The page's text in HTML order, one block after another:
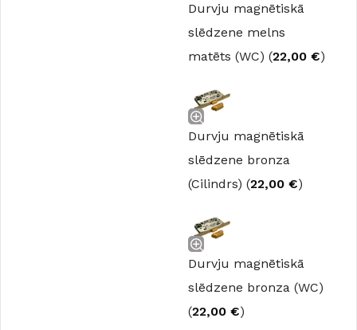
Durvju magnētiskā
slēdzene melns
matēts (WC) (22,00 €)
Durvju magnētiskā
slēdzene bronza
(Cilindrs) (22,00 €)
Durvju magnētiskā
slēdzene bronza (WC)
(22,00 €)